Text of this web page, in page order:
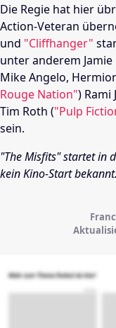
Die Regie hat hier
Action-Veteran
und "Cliffhanger"
unter anderem Jamie
Mike Angelo,
Rouge Nation") Rami
Tim Roth ("Pulp
sein.
"The Misfits" startet in
kein Kino-Start bekannt.